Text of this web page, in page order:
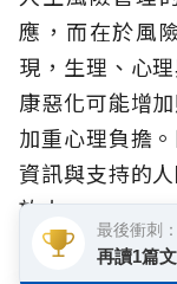
應，而在於風
現，生理、心
康惡化可能增
加重心理負擔
資訊與支持的
放大。
因此，退休準
最後衝刺
再讀1篇